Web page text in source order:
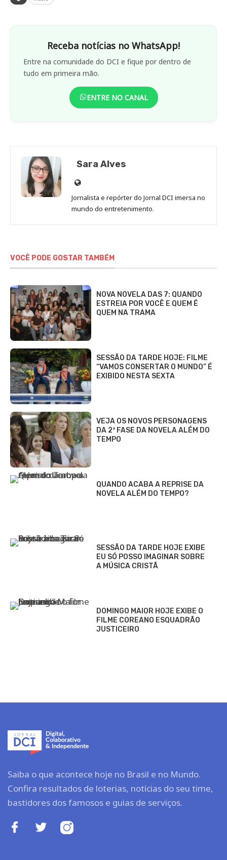
Receba notícias no WhatsApp!
Entre na comunidade do DCI e fique por dentro de
tudo em primeira mão.
ENTRE NO CANAL
Sara Alves
Site
de
Sara
Jornalista e repórter do Jornal DCI imersa no
mundo do entretenimento.
VOCÊ PODE GOSTAR TAMBÉM
NOVA NOVELA DAS 7: QUANDO
ESTREIA POR VOCÊ E QUEM É
QUEM NA TRAMA
SESSÃO DA TARDE HOJE: FILME
“VAMOS CONSERTAR O MUNDO” É
EXIBIDO NESTA SEXTA
VEJA OS NOVOS PERSONAGENS
DA 2ª FASE DA NOVELA ALÉM DO
TEMPO
QUANDO ACABA A REPRISE DA
NOVELA ALÉM DO TEMPO?
SESSÃO DA TARDE HOJE EXIBE
EU SÓ POSSO IMAGINAR SOBRE
A MÚSICA CRISTÃ
DOMINGO MAIOR HOJE EXIBE O
FILME COREANO ESQUADRÃO
JUSTICEIRO
Saiba o que acontece hoje no Brasil e no Mundo.
Confira resultados de loterias, notícias do seu time,
bastidores dos famosos e guias de serviços.